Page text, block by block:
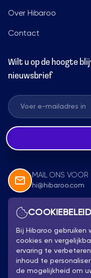
Over Hibaroo
Contact
Wilt u op de hoogte
nieuwsbrief
MAIL ONS VOOR
hi@hibaroo.com
Volg Ons
COOKIEBELEID
Bij Hibaroo gebruiken
cookies en
ervaring te
inhoud te
de mogelijkheid om